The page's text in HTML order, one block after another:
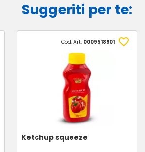
Suggeriti per te:
Cod. Art. 0009518901
Ketchup squeeze